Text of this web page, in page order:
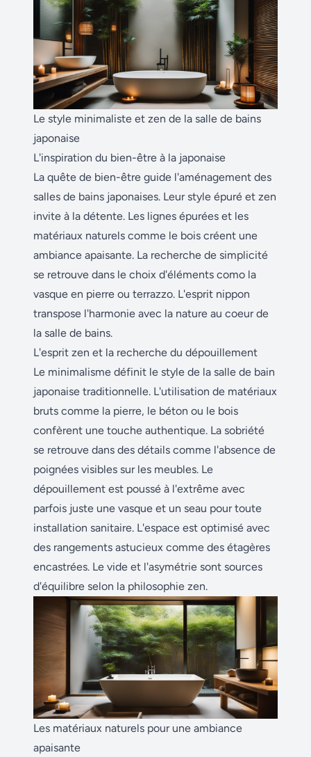
Le style minimaliste et zen de la salle de bains
japonaise
L'inspiration du bien-être à la japonaise
La quête de bien-être guide l'aménagement des
salles de bains japonaises. Leur style épuré et zen
invite à la détente. Les lignes épurées et les
matériaux naturels comme le bois créent une
ambiance apaisante. La recherche de simplicité
se retrouve dans le choix d'éléments como la
vasque en pierre ou terrazzo. L'esprit nippon
transpose l'harmonie avec la nature au coeur de
la salle de bains.
L'esprit zen et la recherche du dépouillement
Le minimalisme définit le style de la salle de bain
japonaise traditionnelle. L'utilisation de matériaux
bruts comme la pierre, le béton ou le bois
confèrent une touche authentique. La sobriété
se retrouve dans des détails comme l'absence de
poignées visibles sur les meubles. Le
dépouillement est poussé à l'extrême avec
parfois juste une vasque et un seau pour toute
installation sanitaire. L'espace est optimisé avec
des rangements astucieux comme des étagères
encastrées. Le vide et l'asymétrie sont sources
d'équilibre selon la philosophie zen.
Les matériaux naturels pour une ambiance
apaisante